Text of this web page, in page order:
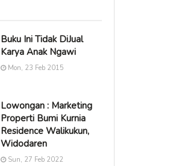
Buku Ini Tidak DiJual
Karya Anak Ngawi
Mon, 23 Feb 2015
Lowongan : Marketing
Properti Bumi Kurnia
Residence Walikukun,
Widodaren
Sun, 27 Feb 2022